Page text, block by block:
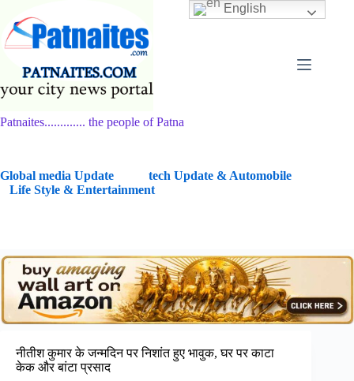
content
Patnaites............. the people of Patna
Global media Update
tech Update & Automobile
Life Style & Entertainment
नीतीश कुमार के जन्मदिन पर निशांत हुए भावुक, घर पर काटा
केक और बांटा प्रसाद
English